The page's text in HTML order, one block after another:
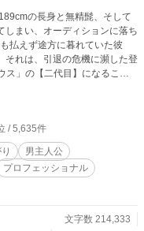
の長身と無精髭、そして
しまい、オーディションに落ち
払えず途方に暮れていた彼
それは、引退の危機に瀕した登
ス」の【二代目】になること
アンチがコメント欄を荒らす
演技」で、アンチを、ファン
外のメガインフルエンサーま
惑を、規格外の「魂」でねじ
お仕事ドラマ、開幕！
/ 5,635件
男主人公
プロフェッショナル
文字数 214,333